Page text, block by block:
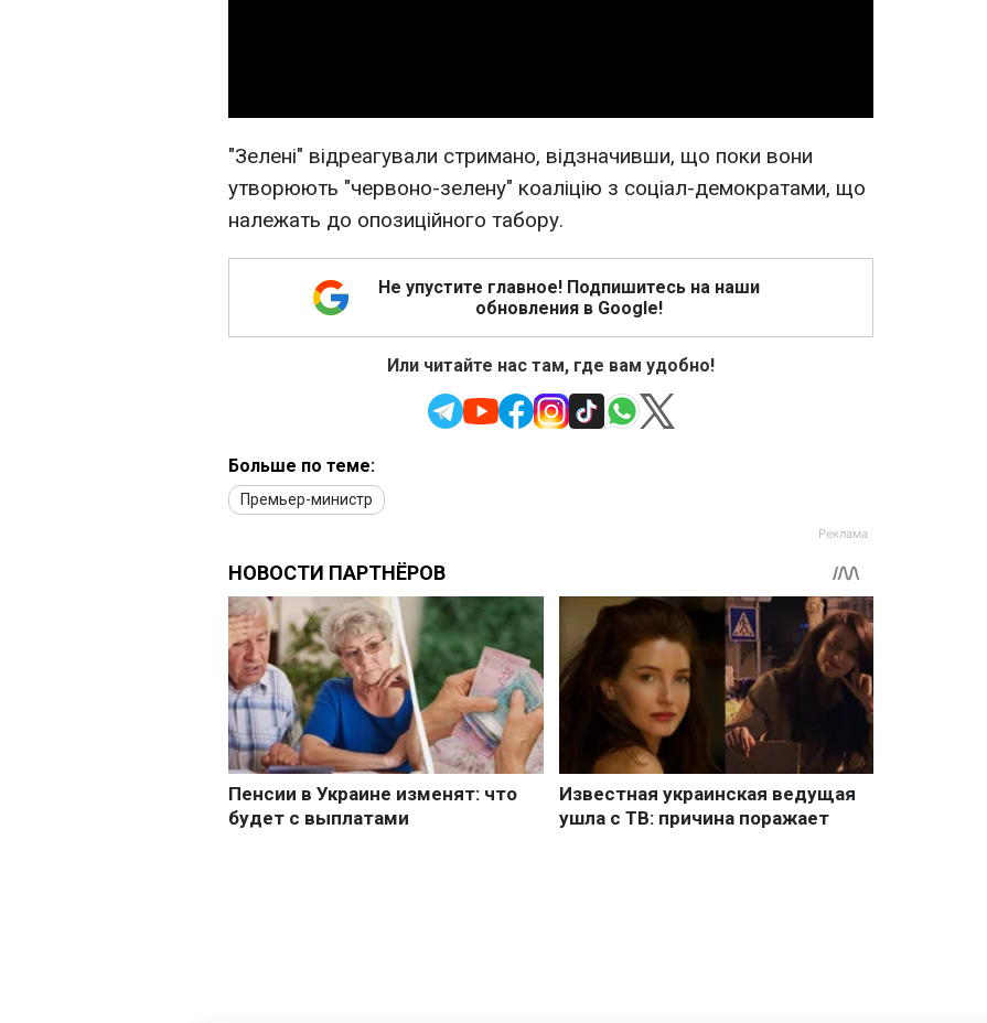
"Зелені" відреагували стримано, відзначивши, що поки вони
утворюють "червоно-зелену" коаліцію з соціал-демократами, що
належать до опозиційного табору.
Не упустите главное! Подпишитесь на наши
обновления в Google!
Или читайте нас там, где вам удобно!
Больше по теме:
Премьер-министр